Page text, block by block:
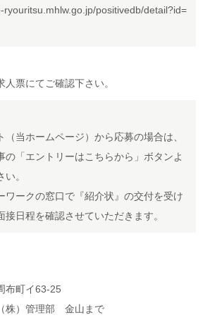
ryouritsu.mhlw.go.jp/positivedb/detail?id=
人票にてご確認下さい。
（当ホームページ）から応募の場合は、
の「エントリーはこちらから」ボタンよ
。
ワークの窓口で『紹介状』の交付を受け
接日程を確認させていただきます。
布町イ63-25
株）管理部 金山まで